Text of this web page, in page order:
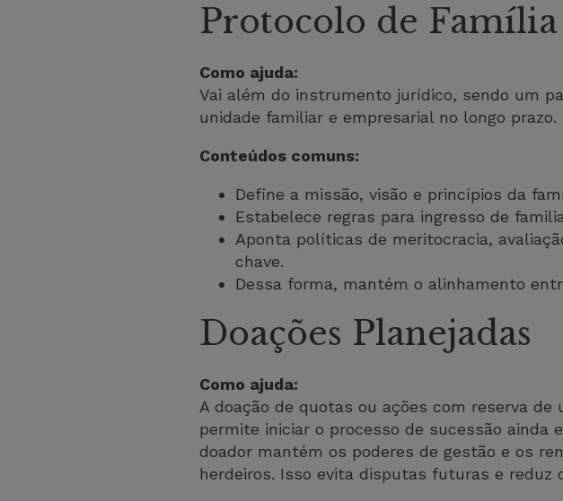
Protocolo de Família
Como ajuda:
Vai além do instrumento jurídico, sendo um
unidade familiar e empresarial no longo prazo.
Conteúdos comuns:
Define a missão, visão e princípios da
Estabelece regras para ingresso de
Aponta políticas de meritocracia,
chave.
Dessa forma, mantém o alinhamento
Doações Planejadas
Como ajuda:
A doação de quotas ou ações com reserva
permite iniciar o processo de sucessão ainda
doador mantém os poderes de gestão e os
herdeiros. Isso evita disputas futuras e reduz